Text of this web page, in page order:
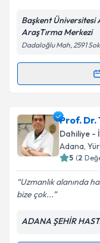
Kişisel
'ni
kapsamda
Başkent Üniversitesi
AraşTırma Merkezi
Dadaloğlu Mah, 2591
Randevu
Prof. Dr.
oluşturun. Size
takvim
Kişisel
Prof. Dr.
Dahiliye -
Adana,
5 (2
Uzmanlık alanında
bize çok...
ADANA ŞEHİR